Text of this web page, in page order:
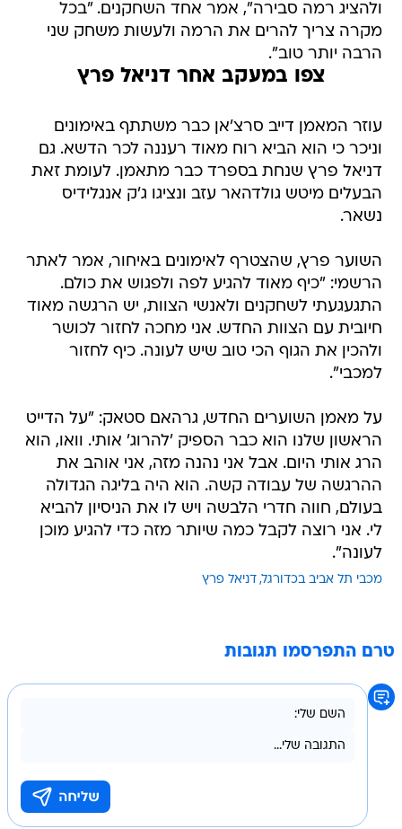
ולהציג רמה סבירה", אמר אחד השחקנים. "בכל
מקרה צריך להרים את הרמה ולעשות משחק שני
הרבה יותר טוב".
צפו במעקב אחר דניאל פרץ
עוזר המאמן דייב סרצ'אן כבר משתתף באימונים
וניכר כי הוא הביא רוח מאוד רעננה לכר הדשא. גם
דניאל פרץ שנחת בספרד כבר מתאמן. לעומת זאת
הבעלים מיטש גולדהאר עזב ונציגו ג'ק אנגלידיס
נשאר.
השוער פרץ, שהצטרף לאימונים באיחור, אמר לאתר
הרשמי: "כיף מאוד להגיע לפה ולפגוש את כולם.
התגעגעתי לשחקנים ולאנשי הצוות, יש הרגשה מאוד
חיובית עם הצוות החדש. אני מחכה לחזור לכושר
ולהכין את הגוף הכי טוב שיש לעונה. כיף לחזור
למכבי".
על מאמן השוערים החדש, גרהאם סטאק: "על הדייט
הראשון שלנו הוא כבר הספיק 'להרוג' אותי. וואו, הוא
הרג אותי היום. אבל אני נהנה מזה, אני אוהב את
ההרגשה של עבודה קשה. הוא היה בליגה הגדולה
בעולם, חווה חדרי הלבשה ויש לו את הניסיון להביא
לי. אני רוצה לקבל כמה שיותר מזה כדי להגיע מוכן
לעונה".
מכבי תל אביב בכדורגל דניאל פרץ
טרם התפרסמו תגובות